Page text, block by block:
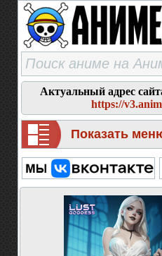
Актуальный адрес
https://
Показать